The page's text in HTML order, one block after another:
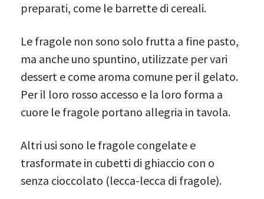
preparati, come le barrette di cereali.
Le fragole non sono solo frutta a fine pasto,
ma anche uno spuntino, utilizzate per vari
dessert e come aroma comune per il gelato.
Per il loro rosso accesso e la loro forma a
cuore le fragole portano allegria in tavola.
Altri usi sono le fragole congelate e
trasformate in cubetti di ghiaccio con o
senza cioccolato (lecca-lecca di fragole).